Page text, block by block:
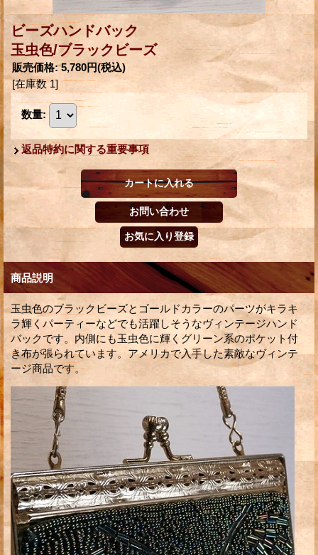
ビーズハンドバック
玉虫色/ブラックビーズ
販売価格: 5,780円(税込)
[在庫数 1]
数量:
返品特約に関する重要事項
商品説明
玉虫色のブラックビーズとゴールドカラーのパーツがキラキ
ラ輝くパーティーなどでも活躍しそうなヴィンテージハンド
バックです。内側にも玉虫色に輝くグリーン系のポケット付
き布が張られています。アメリカで入手した素敵なヴィンテ
ージ商品です。